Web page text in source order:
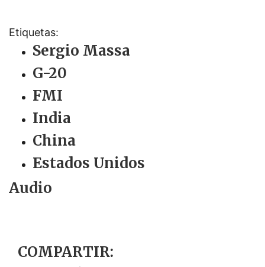
Etiquetas:
Sergio Massa
G-20
FMI
India
China
Estados Unidos
Audio
COMPARTIR: